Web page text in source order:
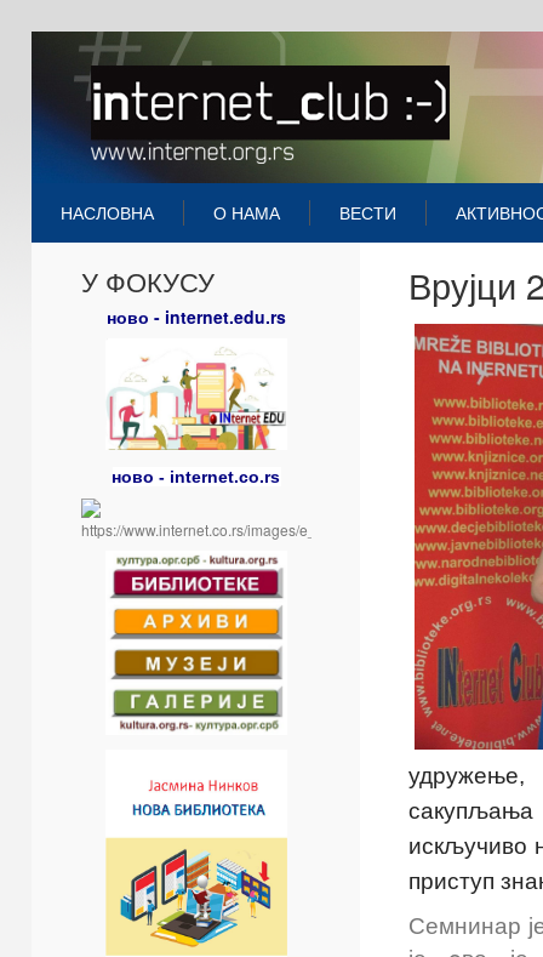
НАСЛОВНА О НАМА ВЕСТИ
У ФОКУСУ
ново - internet.edu.rs
ново - internet.co.rs
Врујци
искључиво
приступ
Семнинар